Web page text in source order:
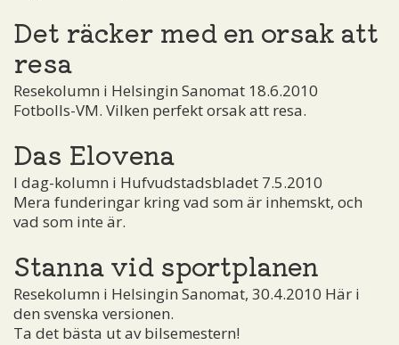
Det räcker med en orsak att
resa
Resekolumn i Helsingin Sanomat 18.6.2010
Fotbolls-VM. Vilken perfekt orsak att resa.
Das Elovena
I dag-kolumn i Hufvudstadsbladet 7.5.2010
Mera funderingar kring vad som är inhemskt, och
vad som inte är.
Stanna vid sportplanen
Resekolumn i Helsingin Sanomat, 30.4.2010 Här i
den svenska versionen.
Ta det bästa ut av bilsemestern!